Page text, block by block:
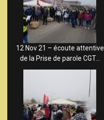
12 Nov 21 – écoute attentive
de la Prise de parole CGT…